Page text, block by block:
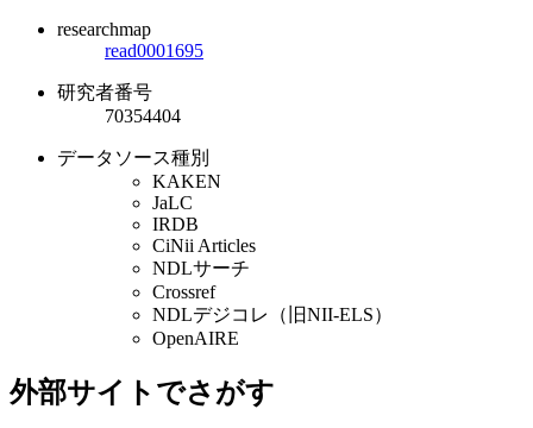
researchmap
read0001695
研究者番号
70354404
データソース種別
KAKEN
JaLC
IRDB
CiNii Articles
NDLサーチ
Crossref
NDLデジコレ（旧NII-ELS）
OpenAIRE
外部サイトでさがす